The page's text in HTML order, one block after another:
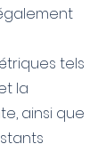
tels
la
ainsi que